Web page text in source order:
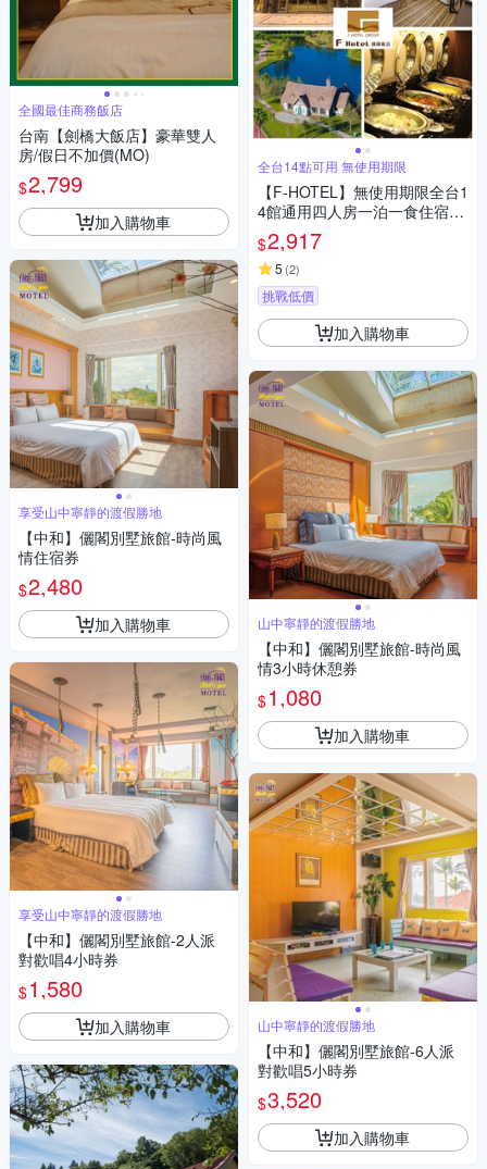
全國最佳商務飯店
台南【劍橋大飯店】豪華雙人
房/假日不加價(MO)
$2,799
加入購物車
享受山中寧靜的渡假勝地
【中和】儷閣別墅旅館-時尚風
情住宿券
$2,480
加入購物車
享受山中寧靜的渡假勝地
【中和】儷閣別墅旅館-2人派
對歡唱4小時券
$1,580
加入購物車
全台14點可用 無使用期限
【F-HOTEL】無使用期限全台1
4館通用四人房一泊一食住宿券
指定館別加碼贈晚餐or下午茶or
伴手禮
$2,917
5 (2)
挑戰低價
加入購物車
山中寧靜的渡假勝地
【中和】儷閣別墅旅館-時尚風
情3小時休憩券
$1,080
加入購物車
山中寧靜的渡假勝地
【中和】儷閣別墅旅館-6人派
對歡唱5小時券
$3,520
加入購物車